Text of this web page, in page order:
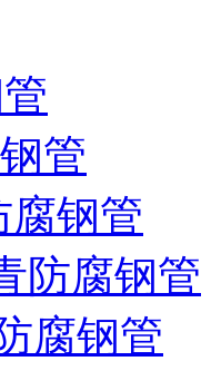
管
腐钢管
防腐钢管
腐钢管